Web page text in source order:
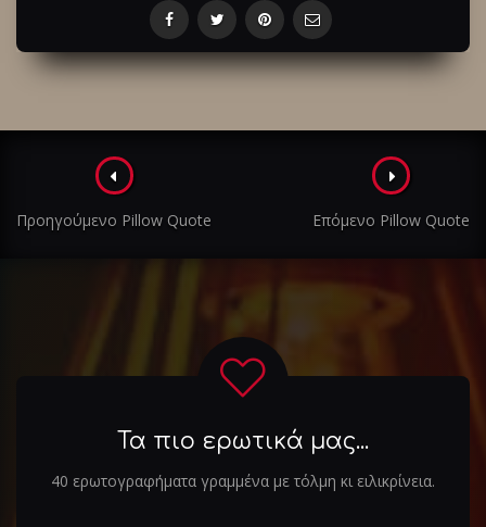
Πλοήγηση
στα
άρθρα
Προηγούμενο Pillow Quote Επόμενο Pillow Quote
Τα πιο ερωτικά μας...
40 ερωτογραφήματα γραμμένα με τόλμη κι ειλικρίνεια.